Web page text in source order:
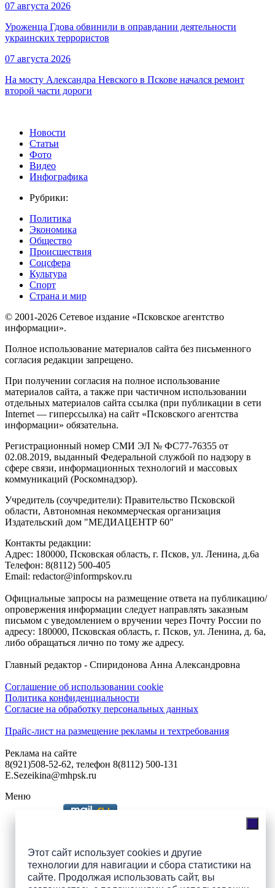
Этот сайт использует cookies и другие
технологии для навигации и сбора статистики на
сайте. Продолжая использовать сайт, вы
07 августа 2026
Уроженца Гдова обвинили в оправдании деятельности
украинских террористов
07 августа 2026
На мосту Александра Невского в Пскове начался ремонт
второй части дороги
Новости
Статьи
Фото
Видео
Инфографика
Рубрики:
Политика
Экономика
Общество
Происшествия
Соцсфера
Культура
Спорт
Страна и мир
© 2001-2026 Сетевое издание «Псковское агентство
информации».
Полное использование материалов сайта без письменного
согласия редакции запрещено.
При получении согласия на полное использование
материалов сайта, а также при частичном использовании
отдельных материалов сайта ссылка (при публикации в сети
Internet — гиперссылка) на сайт «Псковского агентства
информации» обязательна.
Регистрационный номер СМИ ЭЛ № ФС77-76355 от
02.08.2019, выданный Федеральной службой по надзору в
сфере связи, информационных технологий и массовых
коммуникаций (Роскомнадзор).
Учредитель (соучредители): Правительство Псковской
области, Автономная некоммерческая организация
Издательский дом "МЕДИАЦЕНТР 60"
Контакты редакции:
Адреc: 180000, Псковская область, г. Псков, ул. Ленина, д.6а
Телефон: 8(8112) 500-405
Email: redactor@informpskov.ru
Официальные запросы на размещение ответа на публикацию/
опровержения информации следует направлять заказным
письмом с уведомлением о вручении через Почту России по
адресу: 180000, Псковская область, г. Псков, ул. Ленина, д. 6а,
либо обращаться лично по тому же адресу.
Главный редактор - Спиридонова Анна Александровна
Соглашение об использовании cookie
Политика конфиденциальности
Согласие на обработку персональных данных
Прайс-лист на размещение рекламы и техтребования
Реклама на сайте
8(921)508-52-62, телефон 8(8112) 500-131
E.Sezeikina@mhpsk.ru
Меню
Подпишись на группы